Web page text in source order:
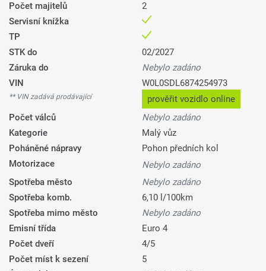
Počet majitelů
2
Servisní knížka
TP
STK do
02/2027
Záruka do
Nebylo zadáno
VIN
** VIN zadává prodávající
W0L0SDL6874254973
prověřit vozidlo online
Počet válců
Nebylo zadáno
Kategorie
Malý vůz
Poháněné nápravy
Pohon předních kol
Motorizace
Nebylo zadáno
Spotřeba město
Nebylo zadáno
Spotřeba komb.
6,10 l/100km
Spotřeba mimo město
Nebylo zadáno
Emisní třída
Euro 4
Počet dveří
4/5
Počet míst k sezení
5